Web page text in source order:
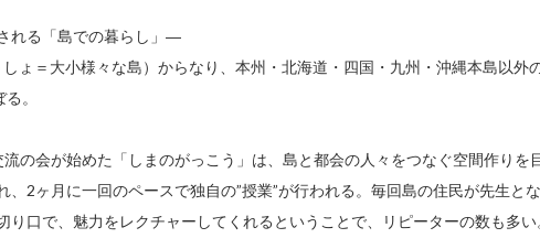
れる「島での暮らし」―
ょ＝大小様々な島）からなり、本州・北海道・四国・九州・沖縄本島以外
。
の会が始めた「しまのがっこう」は、島と都会の人々をつなぐ空間作りを
、2ヶ月に一回のペースで独自の”授業”が行われる。毎回島の住民が先生と
り口で、魅力をレクチャーしてくれるということで、リピーターの数も多い